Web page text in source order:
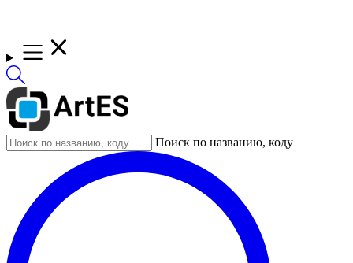
Поиск по названию, коду